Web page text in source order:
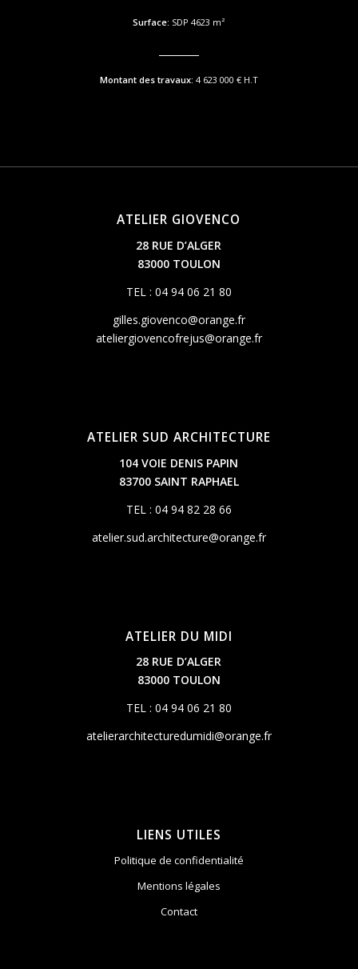
Surface: SDP 4623 m²
Montant des travaux: 4 623 000 € H.T
ATELIER GIOVENCO
28 RUE D’ALGER
83000 TOULON
TEL : 04 94 06 21 80
gilles.giovenco@orange.fr
ateliergiovencofrejus@orange.fr
ATELIER SUD ARCHITECTURE
104 VOIE DENIS PAPIN
83700 SAINT RAPHAEL
TEL : 04 94 82 28 66
atelier.sud.architecture@orange.fr
ATELIER DU MIDI
28 RUE D’ALGER
83000 TOULON
TEL : 04 94 06 21 80
atelierarchitecturedumidi@orange.fr
LIENS UTILES
Politique de confidentialité
Mentions légales
Contact